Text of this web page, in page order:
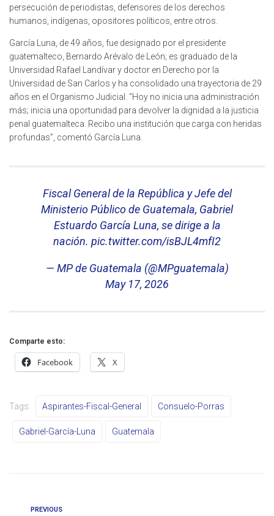
persecución de periodistas, defensores de los derechos
humanos, indígenas, opositores políticos, entre otros.
García Luna, de 49 años, fue designado por el presidente
guatemalteco, Bernardo Arévalo de León; es graduado de la
Universidad Rafael Landívar y doctor en Derecho por la
Universidad de San Carlos y ha consolidado una trayectoria de 29
años en el Organismo Judicial. “Hoy no inicia una administración
más; inicia una oportunidad para devolver la dignidad a la justicia
penal guatemalteca. Recibo una institución que carga con heridas
profundas”, comentó García Luna.
Fiscal General de la República y Jefe del
Ministerio Público de Guatemala, Gabriel
Estuardo García Luna, se dirige a la
nación. pic.twitter.com/isBJL4mfI2
— MP de Guatemala (@MPguatemala)
May 17, 2026
Comparte esto:
Facebook X
Tags: Aspirantes-Fiscal-General Consuelo-Porras
Gabriel-García-Luna Guatemala
PREVIOUS